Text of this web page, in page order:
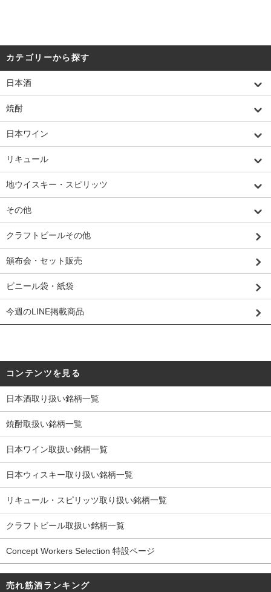
カテゴリーから探す
日本酒
焼酎
日本ワイン
リキュール
地ウイスキー・スピリッツ
その他
クラフトビールその他
頒布会・セット販売
ビニール袋・紙袋
今週のLINE掲載商品
コンテンツを見る
日本酒取り扱い銘柄一覧
焼酎取扱い銘柄一覧
日本ワイン取扱い銘柄一覧
日本ウィスキー取り扱い銘柄一覧
リキュール・スピリッツ取り扱い銘柄一覧
クラフトビール取扱い銘柄一覧
Concept Workers Selection 特設ページ
売れ筋酒ランキング